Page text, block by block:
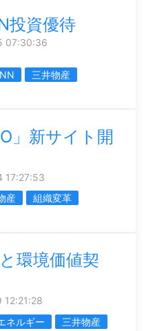
投資優待
07:30:36
三井物産
」新サイト開
17:27:53
産
組織変革
環境価値契
12:21:28
ネルギー
三井物産